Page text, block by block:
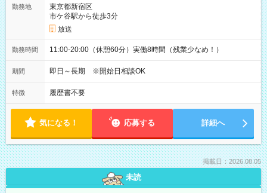
勤務地
東京都新宿区
市ケ谷駅から徒歩3分
放送
勤務時間 11:00-20:00（休憩60分）実働8時間（残業少なめ！）
期間 即日～長期 ※開始日相談OK
特徴 履歴書不要
気になる！ 応募する 詳細へ
掲載日：2026.08.05
未読